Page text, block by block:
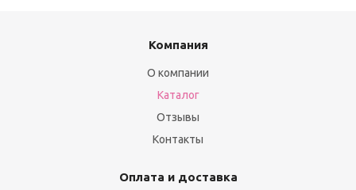
Компания
О компании
Каталог
Отзывы
Контакты
Оплата и доставка